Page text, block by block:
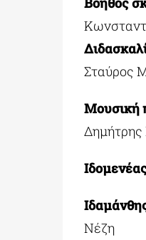
Σταύρος
Μουσική
Δημήτρης
Νέζη